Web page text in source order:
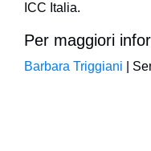
ICC Italia.
Per maggiori
Barbara Triggiani |